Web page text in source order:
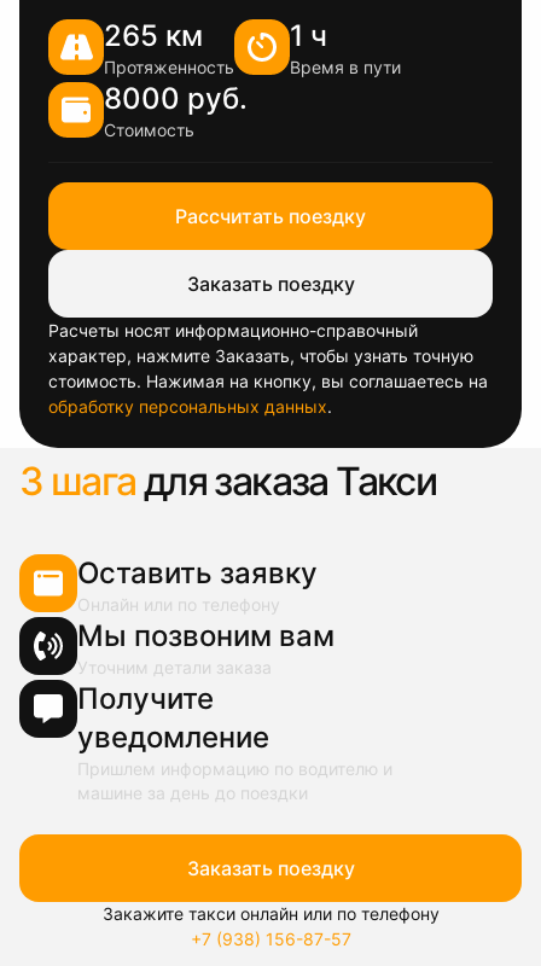
265 км
Протяженность
1 ч
Время в пути
8000 руб.
Стоимость
Рассчитать поездку
Заказать поездку
Расчеты носят информационно-справочный
характер, нажмите Заказать, чтобы узнать точную
стоимость. Нажимая на кнопку, вы соглашаетесь на
обработку персональных данных.
3 шагадля заказа Такси
Оставить заявку
Онлайн или по телефону
Мы позвоним вам
Уточним детали заказа
Получите
уведомление
Пришлем информацию по водителю и
машине за день до поездки
Заказать поездку
Закажите такси онлайн или по телефону
+7 (938) 156-87-57